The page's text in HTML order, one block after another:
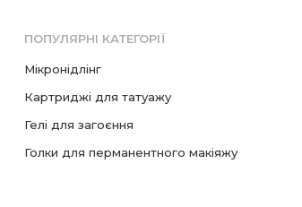
ПОПУЛЯРНІ КАТЕГОРІЇ
мікронідлінг
картриджі для татуажу
гелі для загоєння
голки для перманентного макіяжу